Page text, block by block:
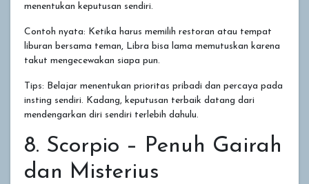
menentukan keputusan sendiri.
Contoh nyata: Ketika harus memilih restoran atau tempat
liburan bersama teman, Libra bisa lama memutuskan karena
takut mengecewakan siapa pun.
Tips: Belajar menentukan prioritas pribadi dan percaya pada
insting sendiri. Kadang, keputusan terbaik datang dari
mendengarkan diri sendiri terlebih dahulu.
8. Scorpio – Penuh Gairah
dan Misterius